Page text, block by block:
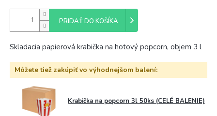
PRIDAŤ DO KOŠÍKA
Skladacia papierová krabička na hotový popcorn, objem 3 l
Môžete tiež zakúpiť vo výhodnejšom balení:
Krabička na popcorn 3l 50ks (CELÉ BALENIE)